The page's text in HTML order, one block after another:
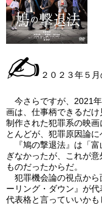
✍ ２０２３年５
今さらですが、2021
画は、仕事柄できるだ
制作された犯罪系の映
とんどが、犯罪原因論
『鳩の撃退法』は「富
ぎなかったが、これが
ものだったからだ。
犯罪機会論の視点から
ーリング・ダウン』が
代表格と言っていいかも